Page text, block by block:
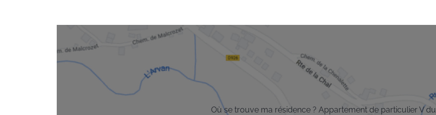
Où se trouve ma résidence ? Appartement de particulier V du